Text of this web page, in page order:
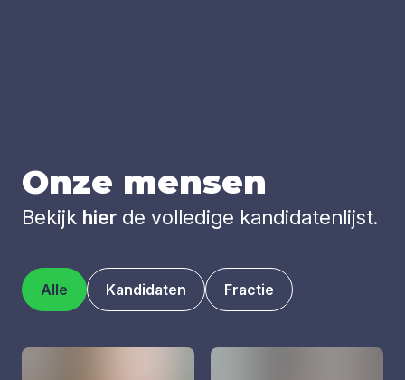
Onze men­sen
Bekijk hier de volledige kandidatenlijst.
Alle Kandidaten Fractie